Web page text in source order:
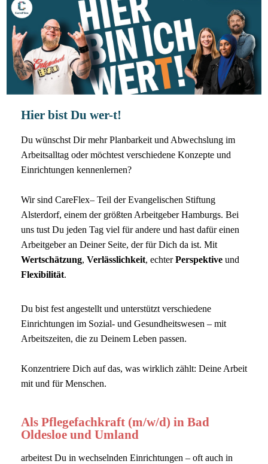
Hier bist Du wer-t!
Du wünschst Dir mehr Planbarkeit und Abwechslung im
Arbeitsalltag oder möchtest verschiedene Konzepte und
Einrichtungen kennenlernen?
Wir sind CareFlex– Teil der Evangelischen Stiftung
Alsterdorf, einem der größten Arbeitgeber Hamburgs. Bei
uns tust Du jeden Tag viel für andere und hast dafür einen
Arbeitgeber an Deiner Seite, der für Dich da ist. Mit
Wertschätzung, Verlässlichkeit, echterPerspektive und
Flexibilität.
Du bist fest angestellt und unterstützt verschiedene
Einrichtungen im Sozial- und Gesundheitswesen – mit
Arbeitszeiten, die zu Deinem Leben passen.
Konzentriere Dich auf das, was wirklich zählt: Deine Arbeit
mit und für Menschen.
Als Pflegefachkraft (m/w/d) in Bad
Oldesloe und Umland
arbeitest Du in wechselnden Einrichtungen – oft auch in